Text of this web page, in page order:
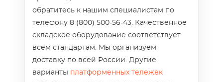
обратитесь к нашим специалистам по
телефону 8 (800) 500-56-43. Качественное
складское оборудование соответствует
всем стандартам. Мы организуем
доставку по всей России. Другие
варианты платформенных тележек